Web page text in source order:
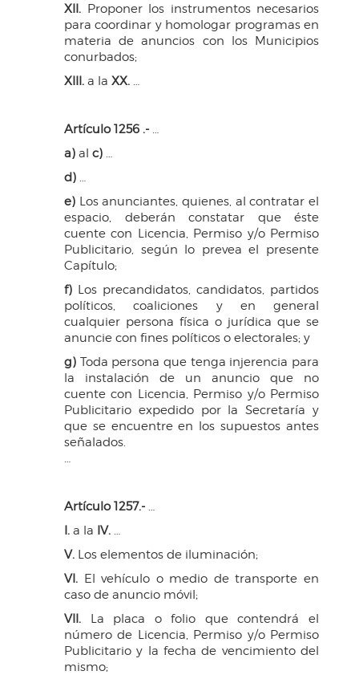
XII. Proponer los instrumentos necesarios
para coordinar y homologar programas en
materia de anuncios con los Municipios
conurbados;
XIII. a la XX.
Artículo 1256 .-
a) al c)
d)
e) Los anunciantes, quienes, al contratar el
espacio, deberán constatar que éste
cuente con Licencia, Permiso y/o Permiso
Publicitario, según lo prevea el presente
Capítulo;
f) Los precandidatos, candidatos, partidos
políticos, coaliciones y en general
cualquier persona física o jurídica que se
anuncie con fines políticos o electorales; y
g) Toda persona que tenga injerencia para
la instalación de un anuncio que no
cuente con Licencia, Permiso y/o Permiso
Publicitario expedido por la Secretaría y
que se encuentre en los supuestos antes
señalados.
Artículo 1257.-
I. a la IV.
V. Los elementos de iluminación;
VI. El vehículo o medio de transporte en
caso de anuncio móvil;
VII. La placa o folio que contendrá el
número de Licencia, Permiso y/o Permiso
Publicitario y la fecha de vencimiento del
mismo;